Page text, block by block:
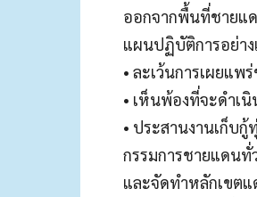
ออกจากพื้นที่ชายแ
แผนปฏิบัติการอย่า
• ละเว้นการเผยแ
• เห็นพ้องที่จะดำเ
• ประสานงานเก็บ
กรรมการชายแดนทั่
และจัดทำหลักเขตแ